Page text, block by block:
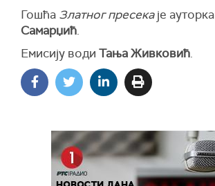
Гошћа Златног пресекаје ауторка
Самарџић.
Емисију води Тања Живковић.